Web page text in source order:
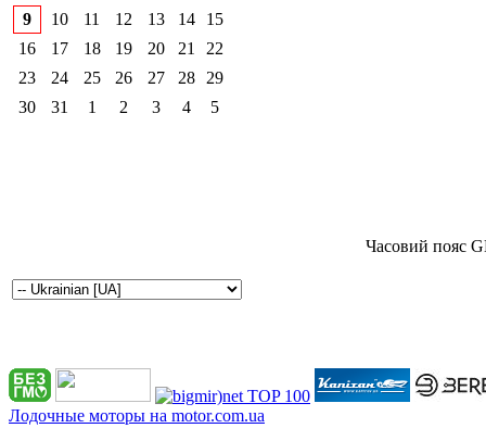
9
10 11 12 13 14
15
16
17 18 19 20 21
22
23
24 25 26 27 28
29
30
31 1 2 3 4 5
Часовий пояс
Лодочные моторы на motor.com.ua